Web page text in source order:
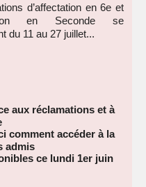
d’affectation en 6e et
en Seconde se
du 11 au 27 juillet...
aux réclamations et à
comment accéder à la
admis
ce lundi 1er juin